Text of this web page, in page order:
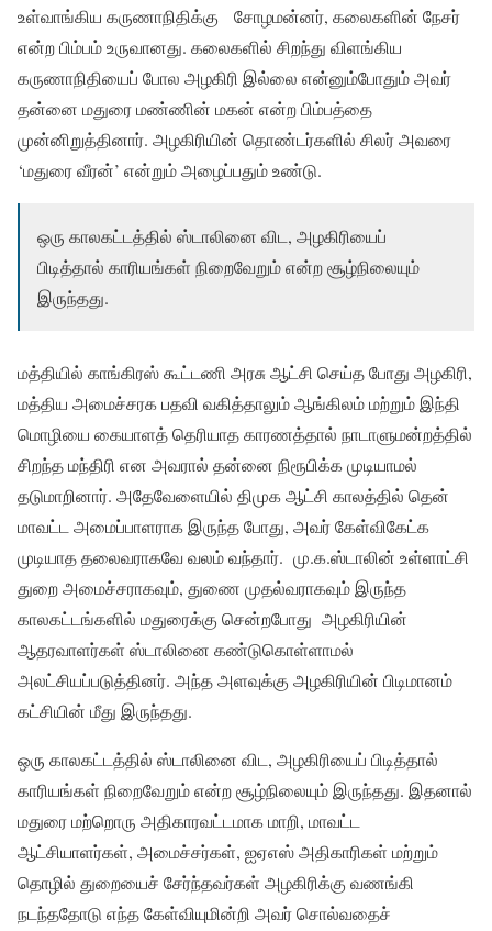
உள்வாங்கிய கருணாநிதிக்கு சோழமன்னர், கலைகளின் நேசர்
என்ற பிம்பம் உருவானது. கலைகளில் சிறந்து விளங்கிய
கருணாநிதியைப் போல அழகிரி இல்லை என்னும்போதும் அவர்
தன்னை மதுரை மண்ணின் மகன் என்ற பிம்பத்தை
முன்னிறுத்தினார். அழகிரியின் தொண்டர்களில் சிலர் அவரை
‘மதுரை வீரன்’ என்றும் அழைப்பதும் உண்டு.
ஒரு காலகட்டத்தில் ஸ்டாலினை விட, அழகிரியைப்
பிடித்தால் காரியங்கள் நிறைவேறும் என்ற சூழ்நிலையும்
இருந்தது.
மத்தியில் காங்கிரஸ் கூட்டணி அரசு ஆட்சி செய்த போது அழகிரி,
மத்திய அமைச்சரக பதவி வகித்தாலும் ஆங்கிலம் மற்றும் இந்தி
மொழியை கையாளத் தெரியாத காரணத்தால் நாடாளுமன்றத்தில்
சிறந்த மந்திரி என அவரால் தன்னை நிரூபிக்க முடியாமல்
தடுமாறினார். அதேவேளையில் திமுக ஆட்சி காலத்தில் தென்
மாவட்ட அமைப்பாளராக இருந்த போது, அவர் கேள்விகேட்க
முடியாத தலைவராகவே வலம் வந்தார். மு.க.ஸ்டாலின் உள்ளாட்சி
துறை அமைச்சராகவும், துணை முதல்வராகவும் இருந்த
காலகட்டங்களில் மதுரைக்கு சென்றபோது அழகிரியின்
ஆதரவாளர்கள் ஸ்டாலினை கண்டுகொள்ளாமல்
அலட்சியப்படுத்தினர். அந்த அளவுக்கு அழகிரியின் பிடிமானம்
கட்சியின் மீது இருந்தது.
ஒரு காலகட்டத்தில் ஸ்டாலினை விட, அழகிரியைப் பிடித்தால்
காரியங்கள் நிறைவேறும் என்ற சூழ்நிலையும் இருந்தது. இதனால்
மதுரை மற்றொரு அதிகாரவட்டமாக மாறி, மாவட்ட
ஆட்சியாளர்கள், அமைச்சர்கள், ஐஏஎஸ் அதிகாரிகள் மற்றும்
தொழில் துறையைச் சேர்ந்தவர்கள் அழகிரிக்கு வணங்கி
நடந்ததோடு எந்த கேள்வியுமின்றி அவர் சொல்வதைச்